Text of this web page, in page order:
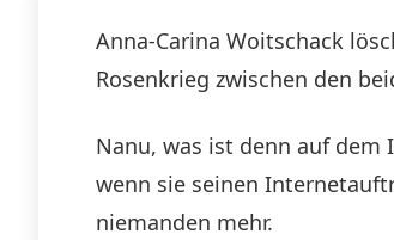
Anna-Carina Woitschack
Rosenkrieg zwischen den
Nanu, was ist denn auf dem
wenn sie seinen
niemanden mehr.